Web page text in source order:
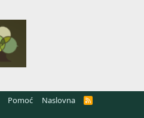
Pomoć Naslovna
R